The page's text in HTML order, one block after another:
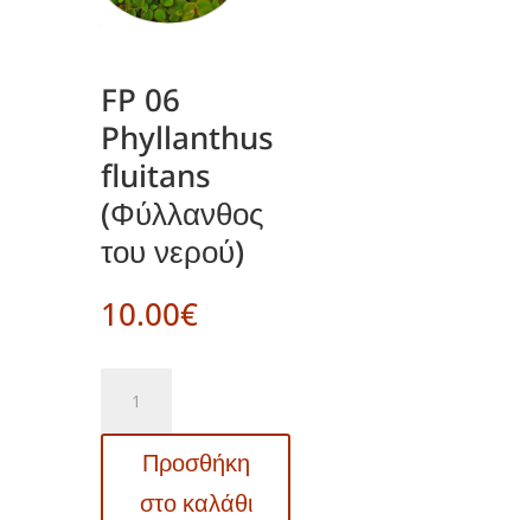
FP 06
Phyllanthus
fluitans
(Φύλλανθος
του νερού)
10.00€
Phyllanthus
fluitansΠροσθήκη
στο καλάθι